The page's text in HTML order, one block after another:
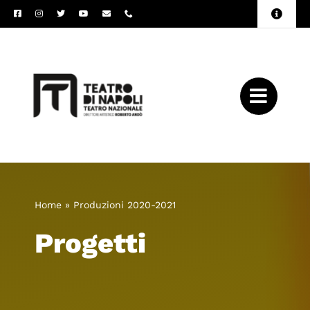
Salta
al
Toggle
Home» Produzioni 2020-2021
Progetti